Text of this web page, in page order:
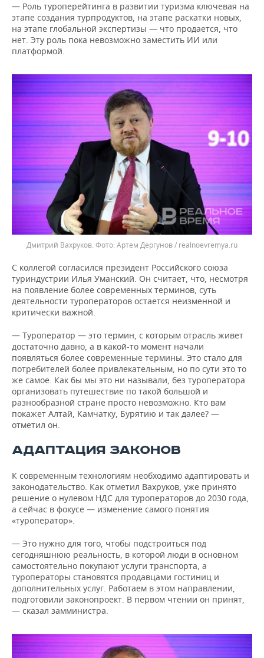
— Роль туроперейтинга в развитии туризма ключевая на
этапе создания турпродуктов, на этапе раскатки новых,
на этапе глобальной экспертизы — что продается, что
нет. Эту роль пока невозможно заместить ИИ или
платформой.
Дмитрий Вахруков. Артем Дергунов / realnoevremya.ru
С коллегой согласился президент Российского союза
туриндустрии Илья Уманский. Он считает, что, несмотря
на появление более современных терминов, суть
деятельности туроператоров остается неизменной и
критически важной.
— Туроператор — это термин, с которым отрасль живет
достаточно давно, а в какой-то момент начали
появляться более современные термины. Это стало для
потребителей более привлекательным, но по сути это то
же самое. Как бы мы это ни называли, без туроператора
организовать путешествие по такой большой и
разнообразной стране просто невозможно. Кто вам
покажет Алтай, Камчатку, Бурятию и так далее? —
отметил он.
АДАПТАЦИЯ ЗАКОНОВ
К современным технологиям необходимо адаптировать и
законодательство. Как отметил Вахруков, уже принято
решение о нулевом НДС для туроператоров до 2030 года,
а сейчас в фокусе — изменение самого понятия
«туроператор».
— Это нужно для того, чтобы подстроиться под
сегодняшнюю реальность, в которой люди в основном
самостоятельно покупают услуги транспорта, а
туроператоры становятся продавцами гостиниц и
дополнительных услуг. Работаем в этом направлении,
подготовили законопроект. В первом чтении он принят,
— сказал замминистра.